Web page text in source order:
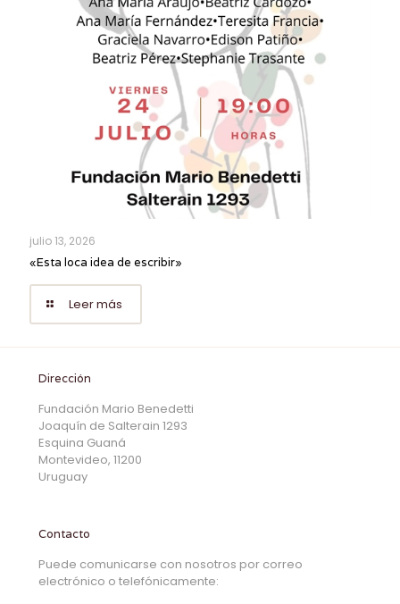
julio 13, 2026
«Esta loca idea de escribir»
Leer más
Dirección
Fundación Mario Benedetti
Joaquín de Salterain 1293
Esquina Guaná
Montevideo, 11200
Uruguay
Contacto
Puede comunicarse con nosotros por correo
electrónico o telefónicamente: